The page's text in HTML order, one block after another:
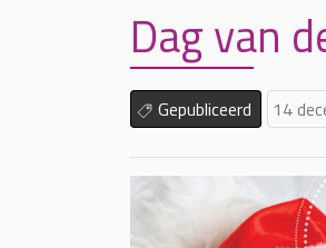
Dag van
Gepubliceerd 14